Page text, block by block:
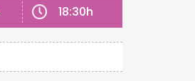
18:30h